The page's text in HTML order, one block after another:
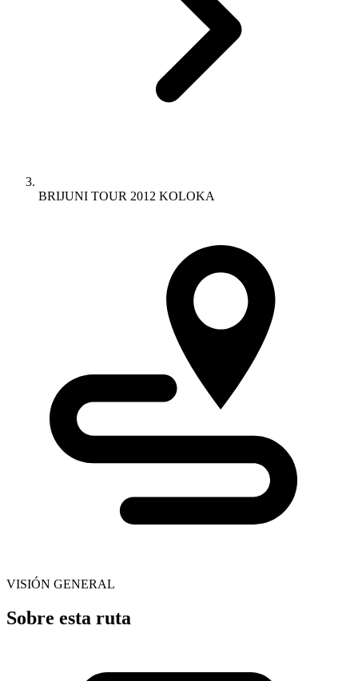
BRIJUNI TOUR 2012 KOLOKA
VISIÓN GENERAL
Sobre esta ruta